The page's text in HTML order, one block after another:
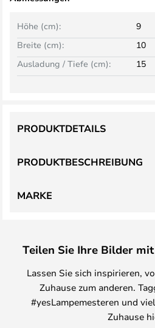
Breite (cm): 10
Höhe (cm): 9
Ausladung / Tiefe (cm): 15
PRODUKTBESCHREIBUNG
PRODUKTDETAILS
MARKE
Teilen Sie Ihre Bilder
Lassen Sie sich inspirieren,
Zuhause zum anderen.
#yesLampemesteren und
Zuhause